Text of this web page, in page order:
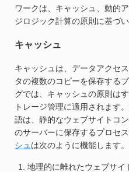
ワークは、キャッシュ、動的
ジロジック計算の原則に基づい
キャッシュ
キャッシュは、データアクセ
タの複数のコピーを保存する
グでは、キャッシュの原則は
トレージ管理に適用されます
語は、静的なウェブサイトコ
のサーバーに保存するプロセ
シュ は次のように機能します。
地理的に離れたウェブサイ